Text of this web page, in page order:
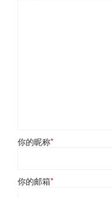
你的昵称*
你的邮箱*